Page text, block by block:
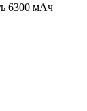
6300 мАч